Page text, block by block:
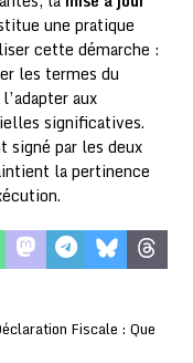
une pratique
cette démarche :
les termes du
aux
significatives.
signé par les deux
la pertinence
Fiscale : Que